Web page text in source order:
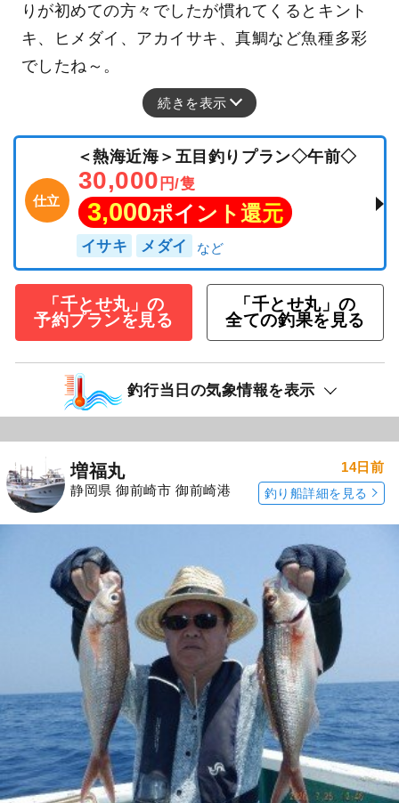
りが初めての方々でしたが慣れてくるとキント
キ、ヒメダイ、アカイサキ、真鯛など魚種多彩
でしたね～。
続きを表示
仕立
＜熱海近海＞五目釣りプラン◇午前◇
30,000 円/隻
3,000ポイント還元
イサキ メダイ
「千とせ丸」の
予約プランを見る
「千とせ丸」の
全ての釣果を見る
釣行当日の気象情報を表示
増福丸
静岡県 御前崎市 御前崎港
14日前
釣り船詳細を見る